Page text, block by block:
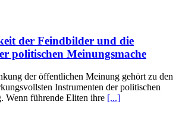
der Feindbilder und die
politischen Meinungsmache
der öffentlichen Meinung gehört zu den
Instrumenten der politischen
Wenn führende Eliten ihre [...]